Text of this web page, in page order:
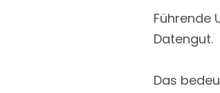
Führende
Datengut.
Das